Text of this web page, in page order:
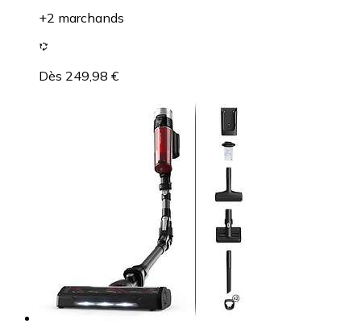
+2 marchands
Dès 249,98 €